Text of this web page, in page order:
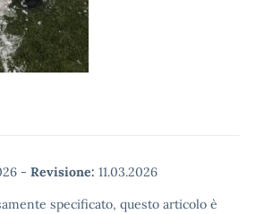
- Revisione: 11.03.2026
specificato, questo articolo è